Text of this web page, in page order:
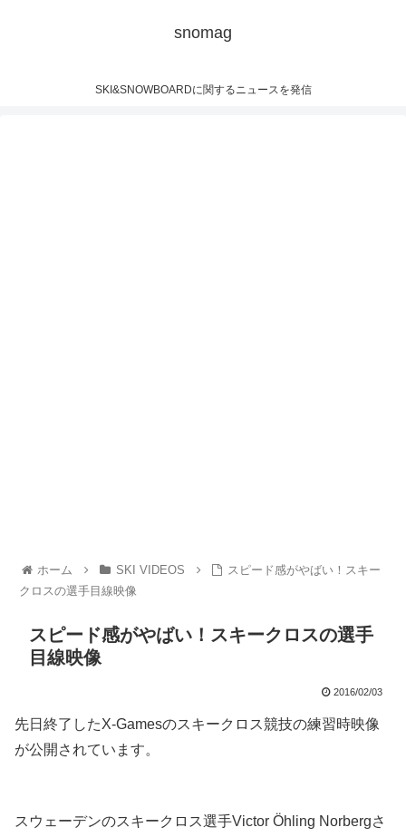
snomag
SKI&SNOWBOARDに関するニュースを発信
ホーム SKI VIDEOS
スピード感がやばい！スキー
クロスの選手目線映像
スピード感がやばい！スキークロスの選手
目線映像
2016/02/03
先日終了したX-Gamesのスキークロス競技の練習時映像
が公開されています。
スウェーデンのスキークロス選手Victor Öhling Norbergさ